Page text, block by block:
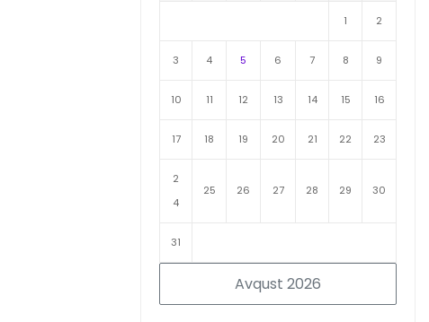
Avqust 2026
1 2
3 4 5 6 7 8 9
10 11 12 13 14 15 16
17 18 19 20 21 22 23
2
4
25 26 27 28 29 30
31